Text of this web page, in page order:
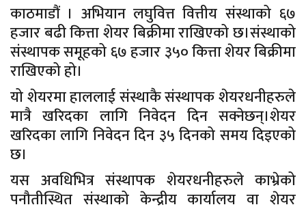
काठमाडौं । अभियान लघुवित्त वित्तीय संस्थाको ६७
हजार बढी कित्ता शेयर बिक्रीमा राखिएको छ।संस्थाको
संस्थापक समूहको ६७ हजार ३५० कित्ता शेयर बिक्रीमा
राखिएको हो।
यो शेयरमा हाललाई संस्थाकै संस्थापक शेयरधनीहरुले
मात्रै खरिदका लागि निवेदन दिन सक्नेछन्।शेयर
खरिदका लागि निवेदन दिन ३५ दिनको समय दिइएको
छ।
यस अवधिभित्र संस्थापक शेयरधनीहरुले काभ्रेको
पनौतीस्थित संस्थाको केन्द्रीय कार्यालय वा शेयर